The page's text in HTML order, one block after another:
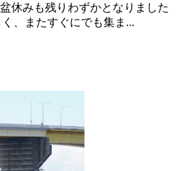
休みも残りわずかとなりました
、またすぐにでも集ま...